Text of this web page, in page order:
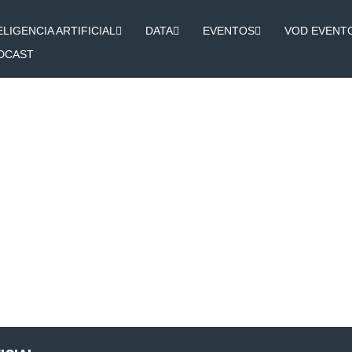
ARTIFICIAL DATA EVENTOS VOD